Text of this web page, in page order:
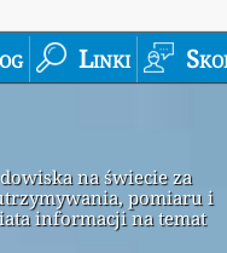
Linki
na świecie za
pomiaru i
informacji na temat